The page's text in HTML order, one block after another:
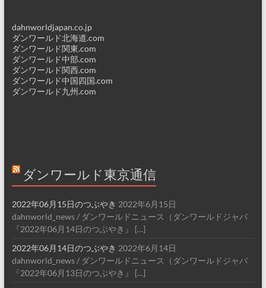
dahnworldjapan.co.jp
ダンワールド北海道.com
ダンワールド関東.com
ダンワールド中部.com
ダンワールド関西.com
ダンワールド中国四国.com
ダンワールド九州.com
ダンワールド東京通信
2022年06月15日のつぶやき 2022年6月15日
dahnworld_news / ダンワールドニュース（ダンワールドジャパ
『2022年06月14日のつぶやき』 […]
2022年06月14日のつぶやき 2022年6月14日
dahnworld_news / ダンワールドニュース（ダンワールドジャパ
『2022年06月13日のつぶやき』 […]